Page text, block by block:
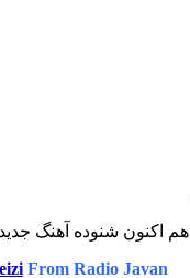
هم اکنون شنوده آهنگ
From Radio Javan